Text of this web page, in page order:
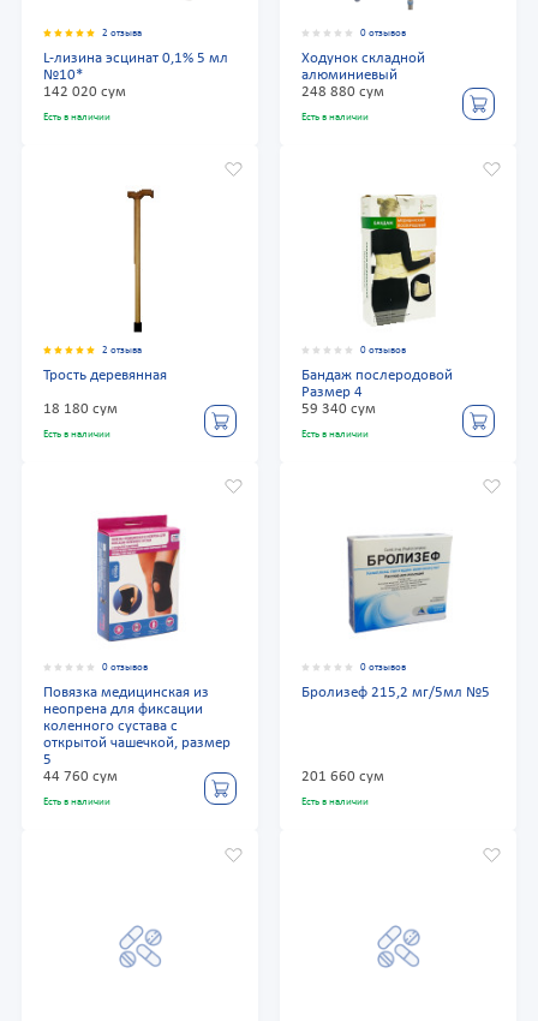
2 отзыва
L-лизина эсцинат 0,1% 5 мл
№10*
142 020 сум
Есть в наличии
0 отзывов
Ходунок складной
алюминиевый
248 880 сум
Есть в наличии
2 отзыва
Трость деревянная
18 180 сум
Есть в наличии
0 отзывов
Бандаж послеродовой
Размер 4
59 340 сум
Есть в наличии
0 отзывов
Повязка медицинская из
неопрена для фиксации
коленного сустава с
открытой чашечкой, размер
5
44 760 сум
Есть в наличии
0 отзывов
Бролизеф 215,2 мг/5мл №5
201 660 сум
Есть в наличии